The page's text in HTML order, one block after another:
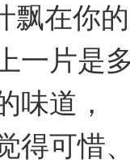
飘在你
一片是
味道，
得可惜